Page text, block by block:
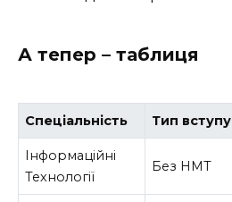
А тепер – таблиця
Спеціальність Тип вступу
Інформаційні
Технології
Без НМТ